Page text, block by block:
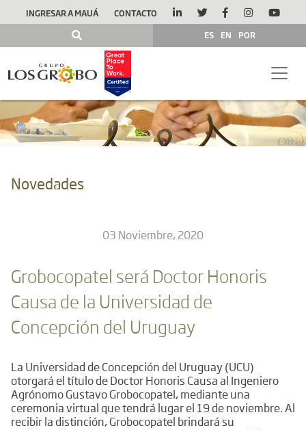
INGRESAR A MAUÁ
CONTACTO
ES
EN POR
Novedades
03 Noviembre, 2020
Grobocopatel será Doctor Honoris
Causa de la Universidad de
Concepción del Uruguay
La Universidad de Concepción del Uruguay (UCU)
otorgará el título de Doctor Honoris Causa al Ingeniero
Agrónomo Gustavo Grobocopatel, mediante una
ceremonia virtual que tendrá lugar el 19 de noviembre. Al
recibir la distinción, Grobocopatel brindará su